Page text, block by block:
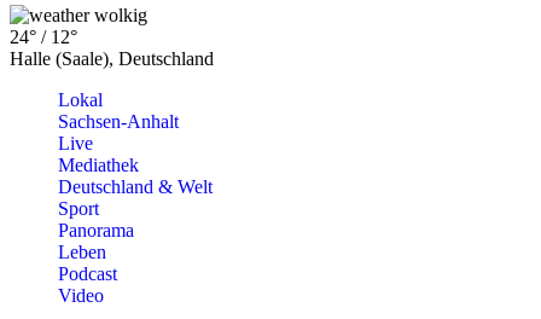
wolkig
24° / 12°
Halle (Saale), Deutschland
Lokal
Sachsen-Anhalt
Live
Mediathek
Deutschland & Welt
Sport
Panorama
Leben
Podcast
Video